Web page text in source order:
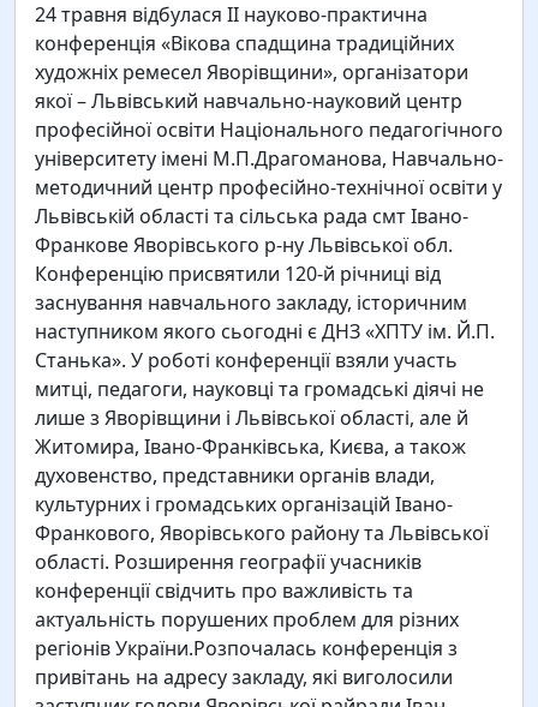
24 травня відбулася ІІ науково-практична
конференція «Вікова спадщина традиційних
художніх ремесел Яворівщини», організатори
якої – Львівський навчально-науковий центр
професійної освіти Національного педагогічного
університету імені М.П.Драгоманова, Навчально-
методичний центр професійно-технічної освіти у
Львівській області та сільська рада смт Івано-
Франкове Яворівського р-ну Львівської обл.
Конференцію присвятили 120-й річниці від
заснування навчального закладу, історичним
наступником якого сьогодні є ДНЗ «ХПТУ ім. Й.П.
Станька». У роботі конференції взяли участь
митці, педагоги, науковці та громадські діячі не
лише з Яворівщини і Львівської області, але й
Житомира, Івано-Франківська, Києва, а також
духовенство, представники органів влади,
культурних і громадських організацій Івано-
Франкового, Яворівського району та Львівської
області. Розширення географії учасників
конференції свідчить про важливість та
актуальність порушених проблем для різних
регіонів України.Розпочалась конференція з
привітань на адресу закладу, які виголосили